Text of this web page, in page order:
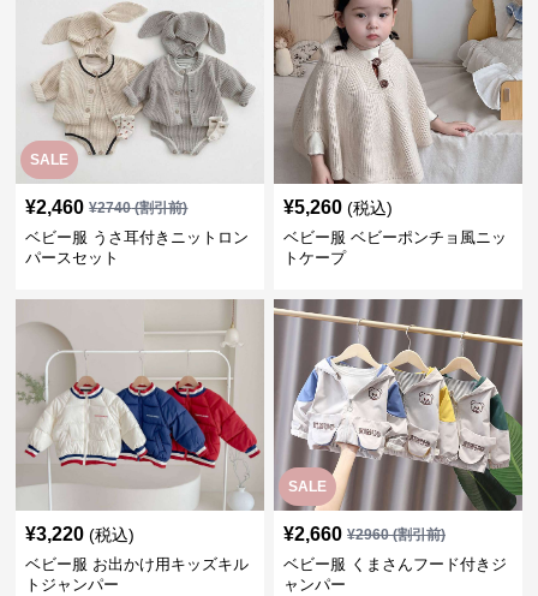
SALE
¥2,460 ¥2740(割引前)
ベビー服 うさ耳付きニットロン
パースセット
¥5,260 (税込)
ベビー服 ベビーポンチョ風ニッ
トケープ
¥3,220 (税込)
ベビー服 お出かけ用キッズキル
トジャンパー
SALE
¥2,660 ¥2960(割引前)
ベビー服 くまさんフード付きジ
ャンパー